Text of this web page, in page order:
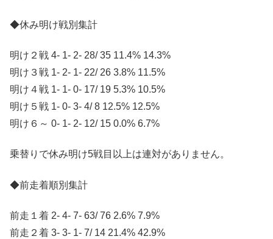
◆休み明け戦別集計
明け２戦 4- 1- 2- 28/ 35 11.4% 14.3%
明け３戦 1- 2- 1- 22/ 26 3.8% 11.5%
明け４戦 1- 1- 0- 17/ 19 5.3% 10.5%
明け５戦 1- 0- 3- 4/ 8 12.5% 12.5%
明け６～ 0- 1- 2- 12/ 15 0.0% 6.7%
乗替りで休み明け5戦目以上は連対がありません。
◆前走着順別集計
前走１着 2- 4- 7- 63/ 76 2.6% 7.9%
前走２着 3- 3- 1- 7/ 14 21.4% 42.9%